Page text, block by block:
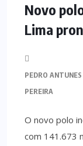
Novo
Lima
PEDRO ANTUNES
PEREIRA
O novo polo
com 141.673